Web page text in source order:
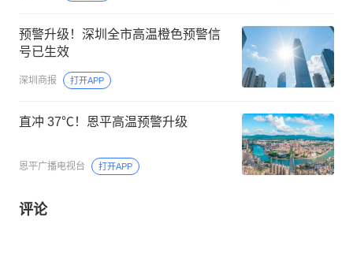
预警升级！深圳全市高温橙色预警信
号已生效
深圳商报 打开APP
直冲 37℃！恩平高温预警升级
恩平广播电视台 打开APP
评论